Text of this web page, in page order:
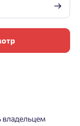
владельцем